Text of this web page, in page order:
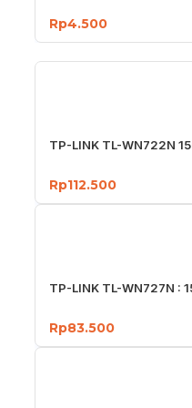
Rp4.500
TP-LINK TL-WN722N
Rp112.500
TP-LINK TL-WN727N :
Rp83.500